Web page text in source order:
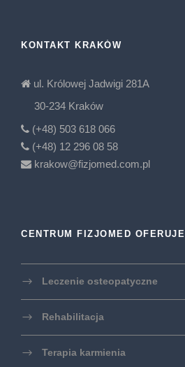
KONTAKT KRAKÓW
ul. Królowej Jadwigi 281A
30-234 Kraków
(+48) 503 618 066
(+48) 12 296 08 58
krakow@fizjomed.com.pl
CENTRUM FIZJOMED OFERUJE
Leczenie osteopatyczne
Rehabilitacja
Terapia karmienia